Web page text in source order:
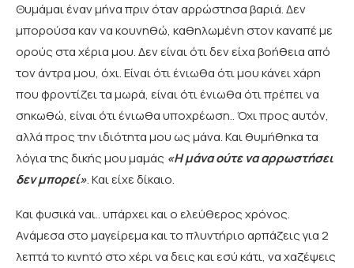
Θυμάμαι έναν μήνα πριν όταν αρρώστησα βαριά. Δεν
μπορούσα καν να κουνηθώ, καθηλωμένη στον καναπέ με
ορούς στα χέρια μου. Δεν είναι ότι δεν είχα βοήθεια από
τον άντρα μου, όχι. Είναι ότι ένιωθα ότι μου κάνει χάρη
που φροντίζει τα μωρά, είναι ότι ένιωθα ότι πρέπει να
σηκωθώ, είναι ότι ένιωθα υποχρέωση.. Όχι προς αυτόν,
αλλά προς την ιδιότητα μου ως μάνα. Και θυμήθηκα τα
λόγια της δικής μου μαμάς «Η μάνα ούτε να αρρωστήσει
δεν μπορεί». Και είχε δίκαιο.
Και φυσικά ναι.. υπάρχει και ο ελεύθερος χρόνος.
Ανάμεσα στο μαγείρεμα και το πλυντήριο αρπάζεις για 2
λεπτά το κινητό στο χέρι να δεις και εσύ κάτι, να χαζέψεις